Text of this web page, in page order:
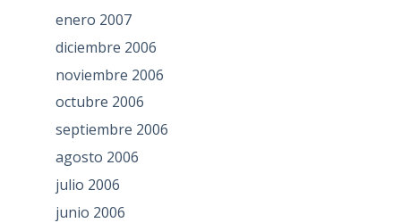
enero 2007
diciembre 2006
noviembre 2006
octubre 2006
septiembre 2006
agosto 2006
julio 2006
junio 2006